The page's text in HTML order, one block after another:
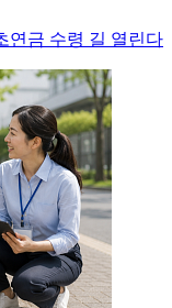
연금 수령 길 열린다